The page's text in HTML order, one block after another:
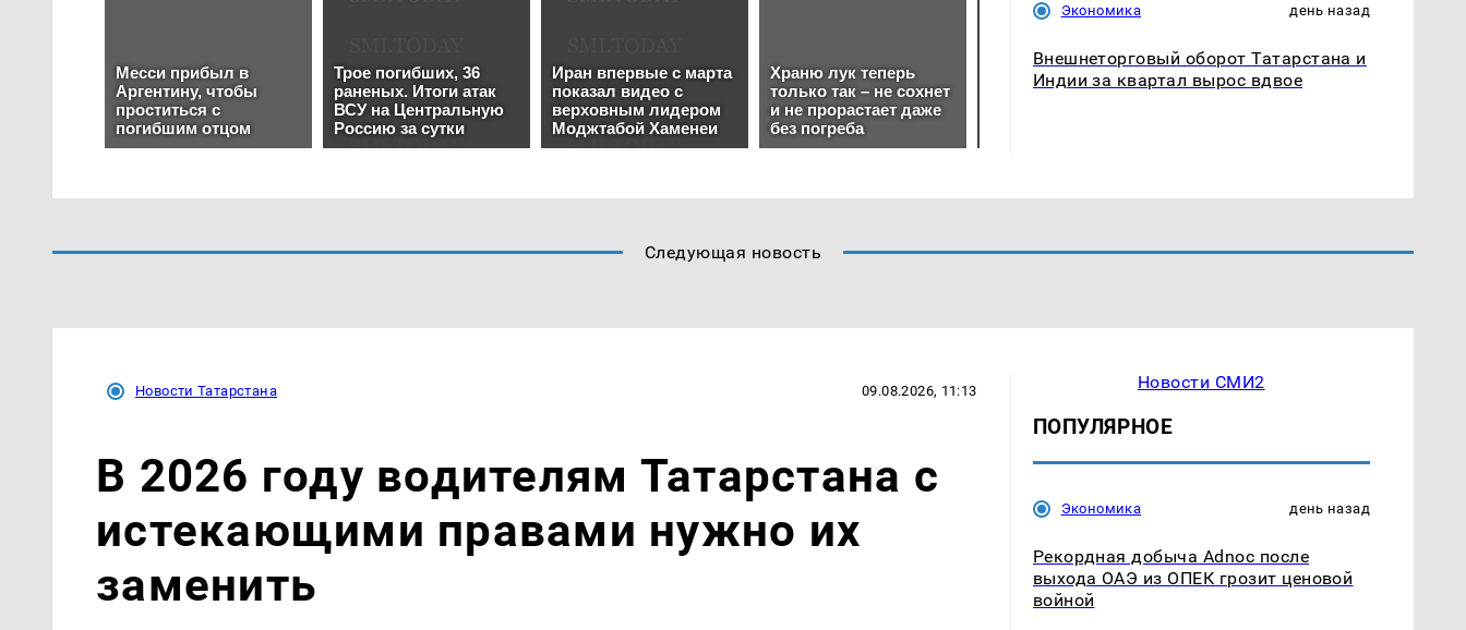
Экономика день назад
Внешнеторговый оборот Татарстана и
Индии за квартал вырос вдвое
Следующая новость
Новости Татарстана 09.08.2026, 11:13
В 2026 году водителям Татарстана с
истекающими правами нужно их
заменить
Новости СМИ2
ПОПУЛЯРНОЕ
Экономика день назад
Рекордная добыча Adnoc после
выхода ОАЭ из ОПЕК грозит ценовой
войной